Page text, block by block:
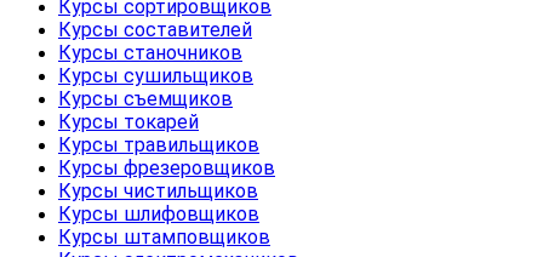
Курсы сортировщиков
Курсы составителей
Курсы станочников
Курсы сушильщиков
Курсы съемщиков
Курсы токарей
Курсы травильщиков
Курсы фрезеровщиков
Курсы чистильщиков
Курсы шлифовщиков
Курсы штамповщиков